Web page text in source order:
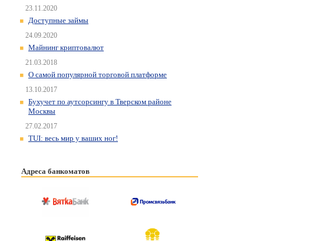
23.11.2020
Доступные займы
24.09.2020
Майнинг криптовалют
21.03.2018
О самой популярной торговой платформе
13.10.2017
Бухучет по аутсорсингу в Тверском районе
Москвы
27.02.2017
TUI: весь мир у ваших ног!
Адреса банкоматов